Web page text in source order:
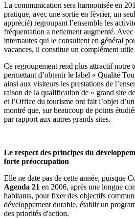
La communication sera harmonisée en
pratique, avec une sortie en février, un
apprécié) regroupant l’ensemble les
fréquentation a nettement augmenté.
internautes qui le consultent en général
vacances, il constitue un complément
Ce regroupement rend plus attractif notre
permettant d’obtenir le label « Qualité
ainsi aux visiteurs les prestations de
raison de la qualification de « grand site
et l’Office du tourisme ont fait l’objet
montré que, sur beaucoup de points
par rapport aux autres grands sites.
Le respect des principes du
forte préoccupation
Elle ne date pas de cette année, puisque
Agenda 21 en 2006, après une longue
habitants, pour fixer des objectifs
développement durable, établir un
des priorités d'action.